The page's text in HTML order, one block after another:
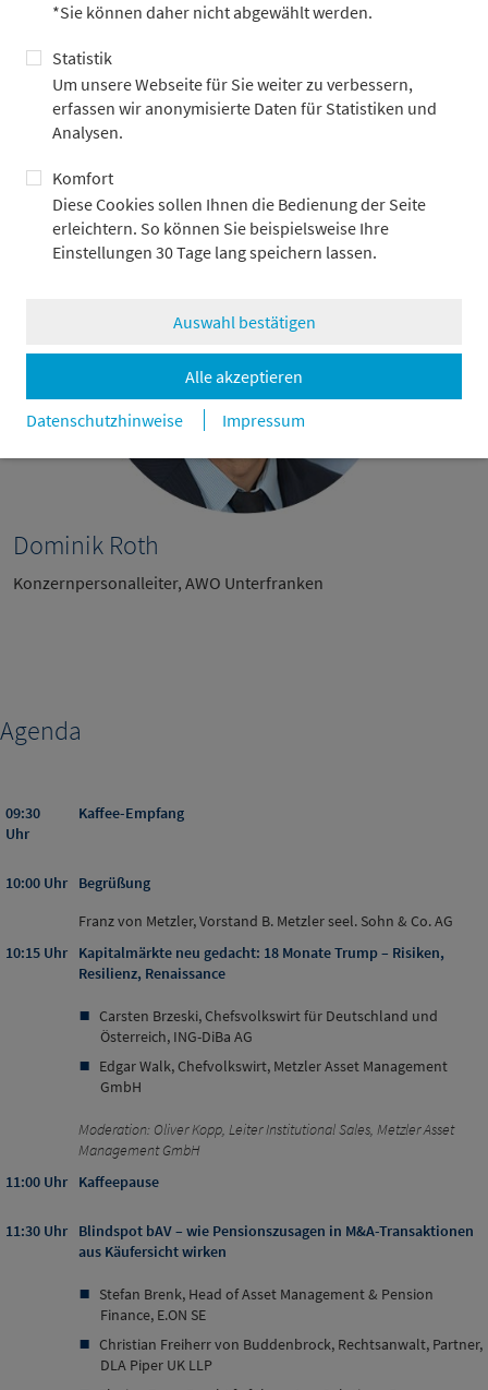
*Sie können daher nicht abgewählt werden.
Statistik
Um unsere Webseite für Sie weiter zu verbessern,
erfassen wir anonymisierte Daten für Statistiken und
Analysen.
Komfort
Diese Cookies sollen Ihnen die Bedienung der Seite
erleichtern. So können Sie beispielsweise Ihre
Einstellungen 30 Tage lang speichern lassen.
Auswahl bestätigen
Alle akzeptieren
Datenschutzhinweise
Impressum
Alfred A. Rigler
CEO EMEA & Managing Director, LSG Airline Catering & Retail
GmbH
Dominik Roth
Konzernpersonalleiter, AWO Unterfranken
Agenda
09:30
Uhr
Kaffee-Empfang
10:00 Uhr
Begrüßung
Franz von Metzler, Vorstand B. Metzler seel. Sohn & Co. AG
10:15 Uhr
Kapitalmärkte neu gedacht: 18 Monate Trump – Risiken,
Resilienz, Renaissance
Carsten Brzeski, Chefsvolkswirt für Deutschland und
Österreich, ING-DiBa AG
Edgar Walk, Chefvolkswirt, Metzler Asset Management
GmbH
Moderation: Oliver Kopp, Leiter Institutional Sales, Metzler Asset
Management GmbH
11:00 Uhr
Kaffeepause
11:30 Uhr
Blindspot bAV – wie Pensionszusagen in M&A-Transaktionen
aus Käufersicht wirken
Stefan Brenk, Head of Asset Management & Pension
Finance, E.ON SE
Christian Freiherr von Buddenbrock, Rechtsanwalt, Partner,
DLA Piper UK LLP